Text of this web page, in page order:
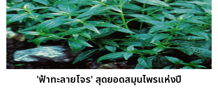
'ฟ้าทะลายโจร' สุดยอดสมุนไพรแห่งปี